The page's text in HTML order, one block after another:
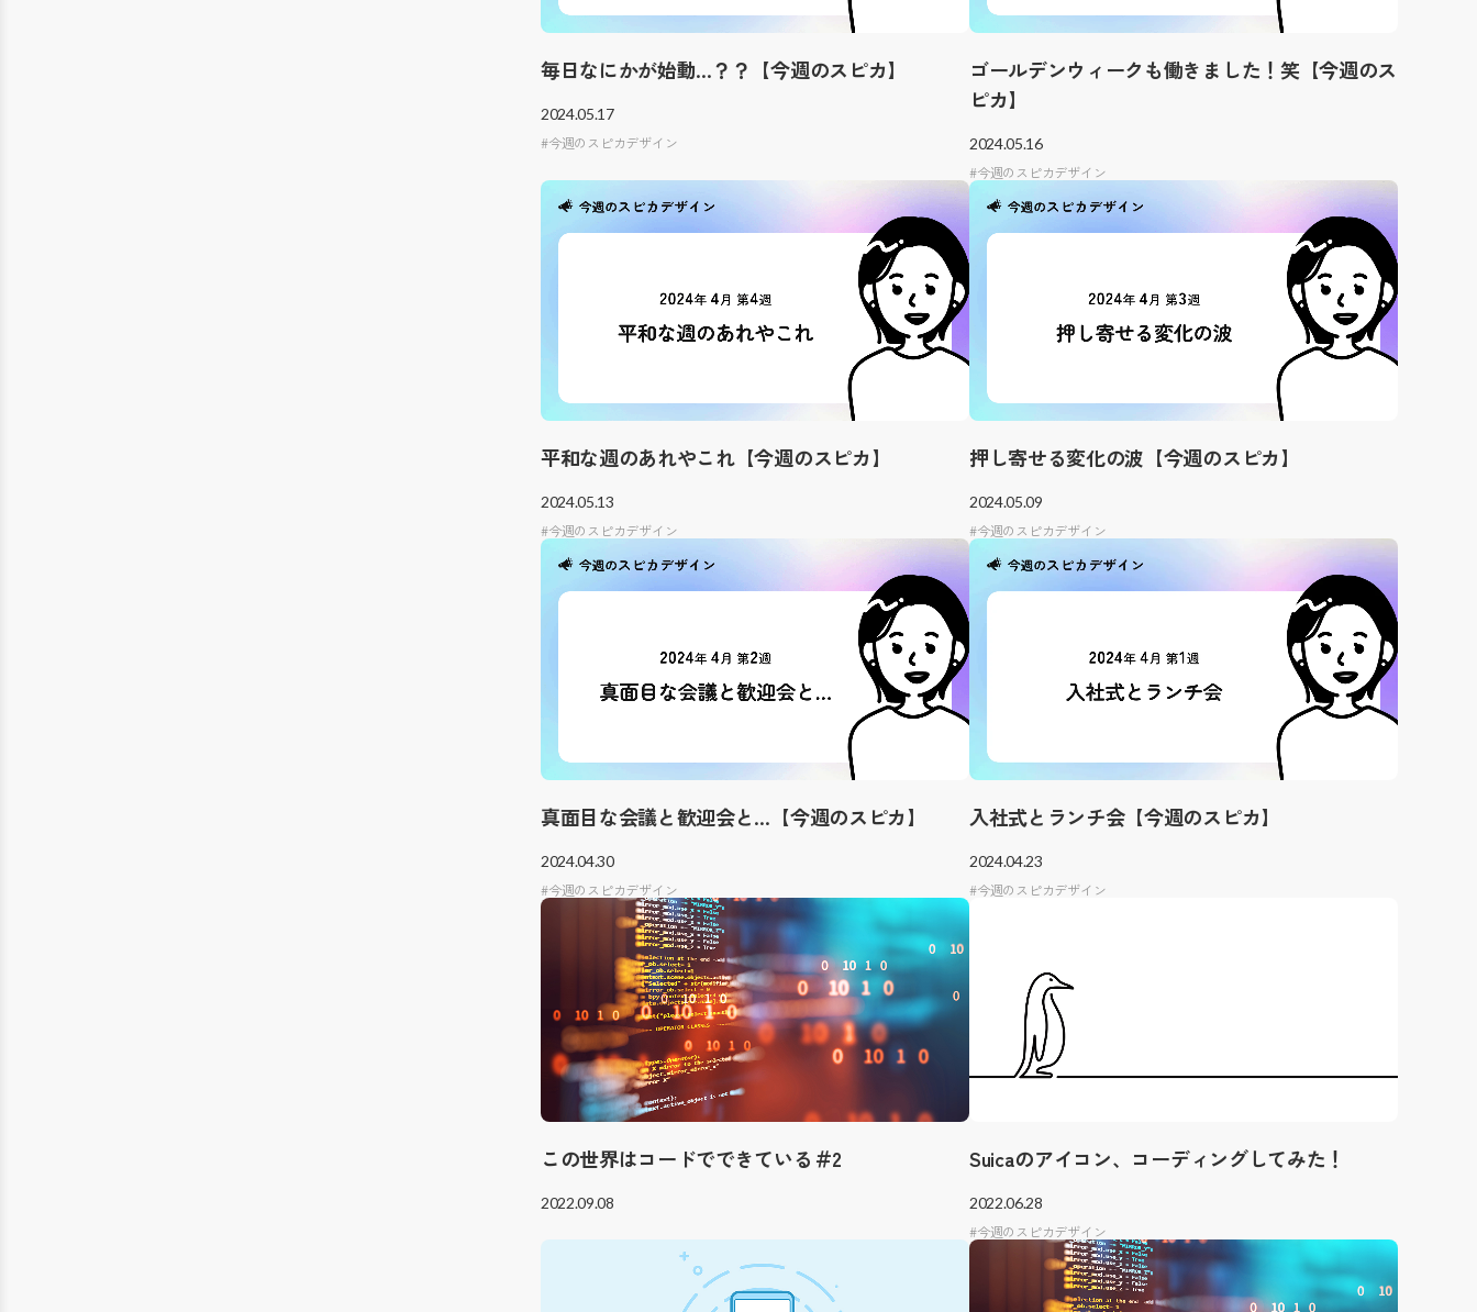
毎日なにかが始動…？？【今週のスピカ】
2024.05.17
今週のスピカデザイン
ゴールデンウィークも働きました！笑【今週のス
ピカ】
2024.05.16
今週のスピカデザイン
平和な週のあれやこれ【今週のスピカ】
2024.05.13
今週のスピカデザイン
押し寄せる変化の波【今週のスピカ】
2024.05.09
今週のスピカデザイン
真面目な会議と歓迎会と…【今週のスピカ】
2024.04.30
今週のスピカデザイン
入社式とランチ会【今週のスピカ】
2024.04.23
今週のスピカデザイン
この世界はコードでできている＃2
2022.09.08
Suicaのアイコン、コーディングしてみた！
2022.06.28
今週のスピカデザイン